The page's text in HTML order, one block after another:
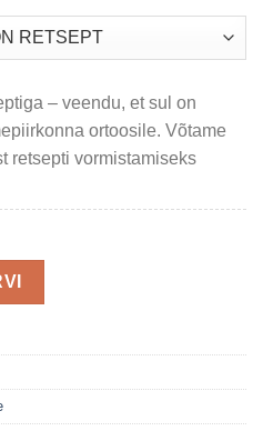
– veendu, et sul on
ortoosile. Võtame
retsepti vormistamiseks